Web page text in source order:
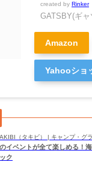
created by Rinker
GATSBY(ギャ
Amazon
Yahooショ
（タキビ） | キャンプ・グ
イベントが全て楽しめる！
ク